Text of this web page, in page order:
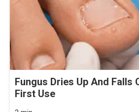
Fungus Dries Up And Falls
First Use